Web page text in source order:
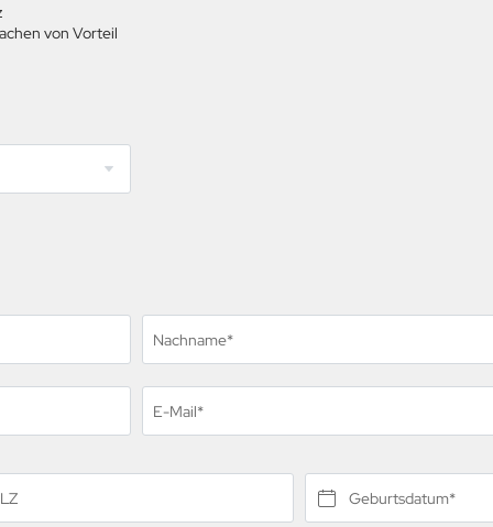
Jahreszeit
Jahreszeit
von Vorteil
Nachname*
E-Mail*
Geburtsdatum*